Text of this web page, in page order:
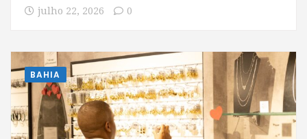
julho 22, 2026 0
BAHIA